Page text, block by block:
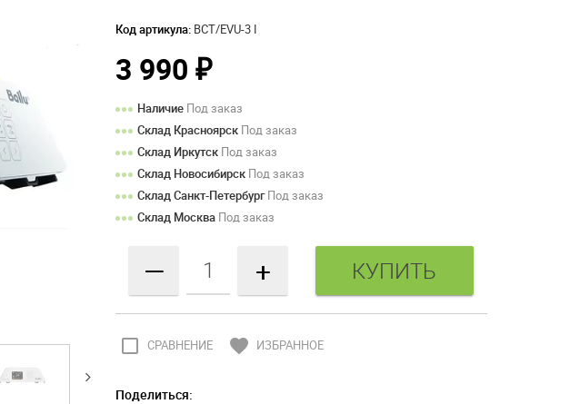
Код артикула: BCT/EVU-3 I
3 990₽
Наличие Под заказ
Склад Красноярск Под заказ
Склад Иркутск Под заказ
Склад Новосибирск Под заказ
Склад Санкт-ПетербургПод заказ
Склад Москва Под заказ
— +
check_box_outline_blank СРАВНЕНИЕ favorite ИЗБРАННОЕ
Поделиться: